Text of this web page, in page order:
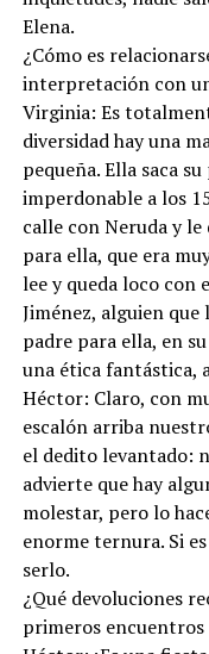
Elena.
¿Cómo es
interpretación con
Virginia: Es
diversidad hay una
pequeña. Ella saca
imperdonable a los
calle con Neruda y
para ella, que era
lee y queda loco con
Jiménez, alguien
padre para ella, en
una ética fantástica,
Héctor: Claro, con
escalón arriba
el dedito levantado:
advierte que hay
molestar, pero lo
enorme ternura. Si
serlo.
¿Qué devoluciones
primeros